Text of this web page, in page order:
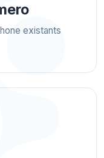
existants